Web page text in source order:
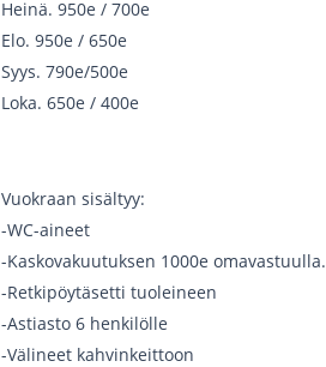
Heinä. 950e / 700e
Elo. 950e / 650e
Syys. 790e/500e
Loka. 650e / 400e
Vuokraan sisältyy:
-WC-aineet
-Kaskovakuutuksen 1000e omavastuulla.
-Retkipöytäsetti tuoleineen
-Astiasto 6 henkilölle
-Välineet kahvinkeittoon